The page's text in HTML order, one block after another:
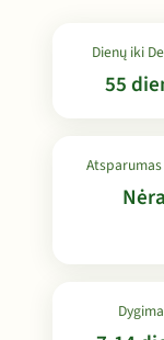
Dienų iki
55
Nėra